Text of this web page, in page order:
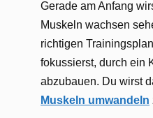
Gerade am Anfang
Muskeln wachsen
richtigen
fokussierst, durch ein
abzubauen. Du wirst
Muskeln umwandeln